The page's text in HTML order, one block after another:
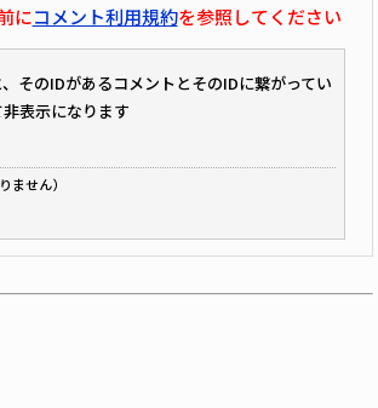
にコメント利用規約を参照してください
そのIDがあるコメントとそのIDに繋がってい
表示になります
ません）